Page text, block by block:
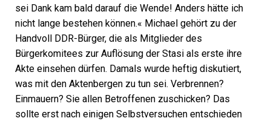
sei Dank kam bald darauf die Wende! Anders hätte ich
nicht lange bestehen können.« Michael gehört zu der
Handvoll DDR-Bürger, die als Mitglieder des
Bürgerkomitees zur Auflösung der Stasi als erste ihre
Akte einsehen dürfen. Damals wurde heftig diskutiert,
was mit den Aktenbergen zu tun sei. Verbrennen?
Einmauern? Sie allen Betroffenen zuschicken? Das
sollte erst nach einigen Selbstversuchen entschieden